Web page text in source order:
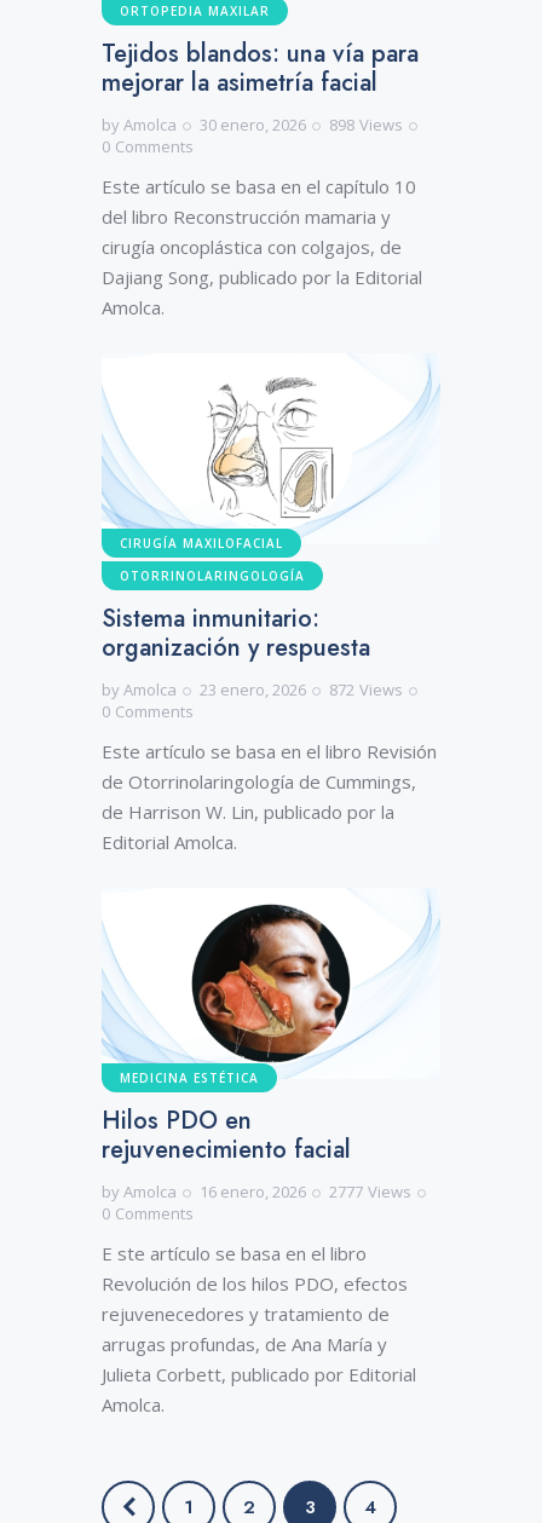
ORTOPEDIA MAXILAR
Tejidos blandos: una vía para
mejorar la asimetría facial
byAmolca 30 enero, 2026 898 Views
0 Comments
Este artículo se basa en el capítulo 10
del libro Reconstrucción mamaria y
cirugía oncoplástica con colgajos, de
Dajiang Song, publicado por la Editorial
Amolca.
CIRUGÍA MAXILOFACIAL
OTORRINOLARINGOLOGÍA
Sistema inmunitario:
organización y respuesta
byAmolca 23 enero, 2026 872 Views
0 Comments
Este artículo se basa en el libro Revisión
de Otorrinolaringología de Cummings,
de Harrison W. Lin, publicado por la
Editorial Amolca.
MEDICINA ESTÉTICA
Hilos PDO en
rejuvenecimiento facial
byAmolca 16 enero, 2026 2777 Views
0 Comments
E ste artículo se basa en el libro
Revolución de los hilos PDO, efectos
rejuvenecedores y tratamiento de
arrugas profundas, de Ana María y
Julieta Corbett, publicado por Editorial
Amolca.
1 2 3 4